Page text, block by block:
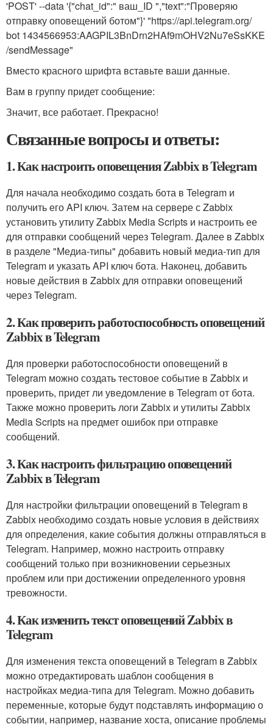
'POST' --data '{"chat_id":" ваш_ID ","text":"Проверяю
отправку оповещений ботом"}' "https://api.telegram.org/
bot 1434566953:AAGPIL3BnDrn2HAf9mOHV2Nu7eSsKKE
/sendMessage"
Вместо красного шрифта вставьте ваши данные.
Вам в группу придет сообщение:
Значит, все работает. Прекрасно!
Связанные вопросы и ответы:
1. Как настроить оповещения Zabbix в Telegram
Для начала необходимо создать бота в Telegram и
получить его API ключ. Затем на сервере с Zabbix
установить утилиту Zabbix Media Scripts и настроить ее
для отправки сообщений через Telegram. Далее в Zabbix
в разделе "Медиа-типы" добавить новый медиа-тип для
Telegram и указать API ключ бота. Наконец, добавить
новые действия в Zabbix для отправки оповещений
через Telegram.
2. Как проверить работоспособность оповещений
Zabbix в Telegram
Для проверки работоспособности оповещений в
Telegram можно создать тестовое событие в Zabbix и
проверить, придет ли уведомление в Telegram от бота.
Также можно проверить логи Zabbix и утилиты Zabbix
Media Scripts на предмет ошибок при отправке
сообщений.
3. Как настроить фильтрацию оповещений
Zabbix в Telegram
Для настройки фильтрации оповещений в Telegram в
Zabbix необходимо создать новые условия в действиях
для определения, какие события должны отправляться в
Telegram. Например, можно настроить отправку
сообщений только при возникновении серьезных
проблем или при достижении определенного уровня
тревожности.
4. Как изменить текст оповещений Zabbix в
Telegram
Для изменения текста оповещений в Telegram в Zabbix
можно отредактировать шаблон сообщения в
настройках медиа-типа для Telegram. Можно добавить
переменные, которые будут подставлять информацию о
событии, например, название хоста, описание проблемы